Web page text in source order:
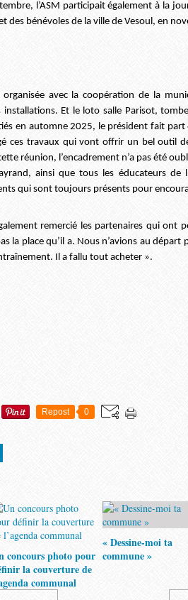
l’ASM participait également à la
des bénévoles de la ville de Vesoul, en
avec la coopération de la
installations. Et le loto salle Parisot,
en automne 2025, le président fait part
ces travaux qui vont offrir un bel outil
réunion, l’encadrement n’a pas été
ainsi que tous les éducateurs
qui sont toujours présents pour
remercié les partenaires qui ont
la place qu’il a. Nous n’avions au départ
Il a fallu tout acheter ».
Repost 0
concours photo pour
la couverture de
communal
« Dessine-moi ta
commune »